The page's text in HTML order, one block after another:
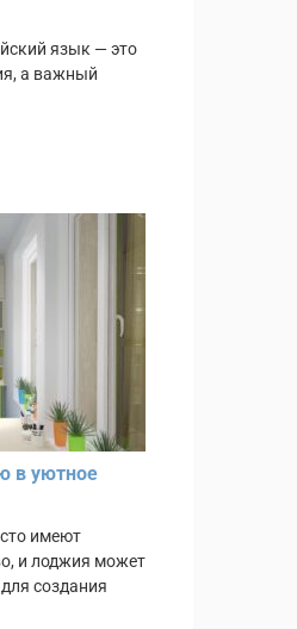
язык — это
а важный
в уютное
имеют
и лоджия может
создания